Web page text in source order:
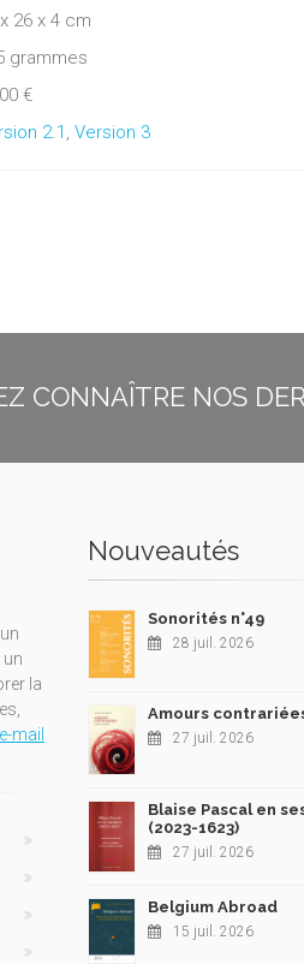
26 x 4 cm
grammes
€
2.1 , Version 3
CONNAÎTRE NOS
un
la
e-mail
Nouveautés
Sonorités n°49
28 juil. 2026
Amours
27 juil. 2026
Blaise Pascal en
(2023-1623)
27 juil. 2026
Belgium Abroad
15 juil. 2026